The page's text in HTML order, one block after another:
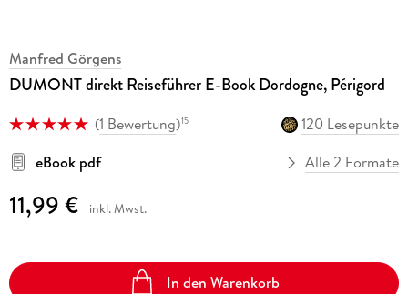
Manfred Görgens
DUMONT direkt Reiseführer E-Book Dordogne, Périgord
(1 Bewertung)15
120 Lesepunkte
eBook pdf
Alle 2 Formate
11,99 € inkl. Mwst.
In den Warenkorb